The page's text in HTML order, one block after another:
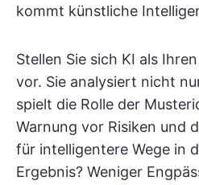
kommt künstliche
Stellen Sie sich KI als
vor. Sie analysiert nicht
spielt die Rolle der
Warnung vor Risiken und
für intelligentere Wege in
Ergebnis? Weniger